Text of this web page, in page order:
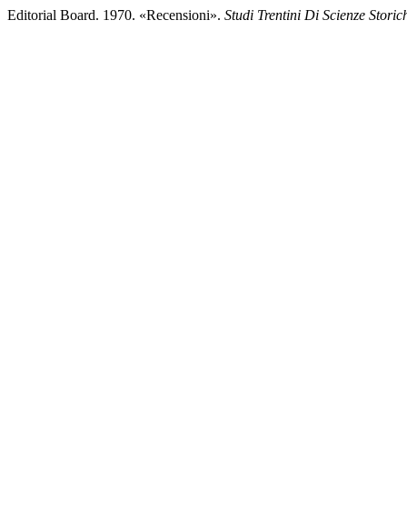
Editorial Board. 1970. «Recensioni». Studi Trentini Di Scienze